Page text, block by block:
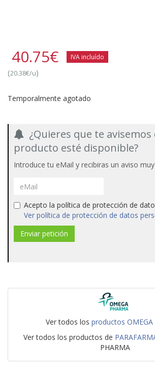
40.75€ IVA incluído
(20.38€/u)
Temporalmente agotado
¿Quieres que te avisemos
producto esté disponible?
Introduce tu eMail y recibiras un aviso
Acepto la política de protección de
Ver política de protección de datos
Ver todos los productos OMEGA
Ver todos los productos de
PHARMA